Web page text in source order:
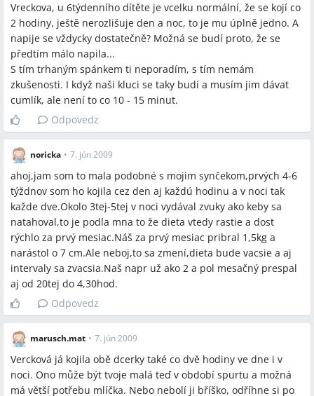
Vreckova, u 6týdenního dítěte je vcelku normální, že se kojí co
2 hodiny, ještě nerozlišuje den a noc, to je mu úplně jedno. A
napije se vždycky dostatečně? Možná se budí proto, že se
předtím málo napila...
S tím trhaným spánkem ti neporadím, s tím nemám
zkušenosti. I když naši kluci se taky budí a musím jim dávat
cumlík, ale není to co 10 - 15 minut.
Odpovedz
noricka • 7. jún 2009
ahoj,jam som to mala podobné s mojim synčekom,prvých 4-6
týždnov som ho kojila cez den aj každú hodinu a v noci tak
každe dve.Okolo 3tej-5tej v noci vydával zvuky ako keby sa
natahoval,to je podla mna to že dieta vtedy rastie a dost
rýchlo za prvý mesiac.Náš za prvý mesiac pribral 1,5kg a
narástol o 7 cm.Ale neboj,to sa zmení,dieta bude vacsie a aj
intervaly sa zvacsia.Naš napr už ako 2 a pol mesačný prespal
aj od 20tej do 4,30hod.
Odpovedz
marusch.mat • 7. jún 2009
Vercková já kojila obě dcerky také co dvě hodiny ve dne i v
noci. Ono může být tvoje malá teď v období spurtu a možná
má větší potřebu mlíčka. Nebo nebolí ji bříško, odříhne si po